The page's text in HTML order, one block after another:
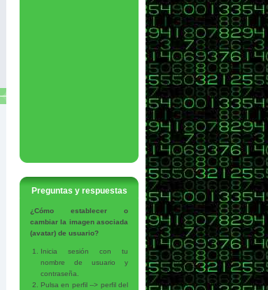
Preguntas y respuestas
¿Cómo establecer o
cambiar la imagen asociada
(avatar) de usuario?
Inicia sesión con tu
nombre de usuario y
contraseña.
Pulsa en perfil --> perfil del